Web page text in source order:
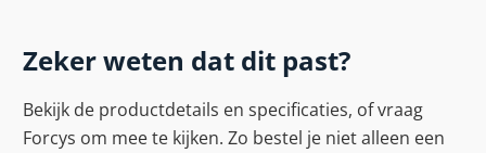
Zeker weten dat dit past?
Bekijk de productdetails en specificaties, of vraag
Forcys om mee te kijken. Zo bestel je niet alleen een